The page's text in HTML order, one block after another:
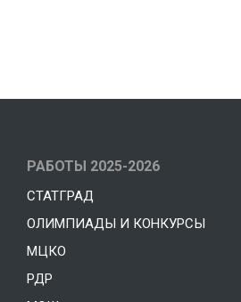
РАБОТЫ 2025-2026
СТАТГРАД
ОЛИМПИАДЫ И КОНКУРСЫ
МЦКО
РДР